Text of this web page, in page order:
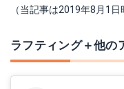
（当記事は2019年8月1
ラフティング＋他の